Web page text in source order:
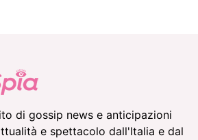
di gossip news e anticipazioni
e spettacolo dall'Italia e dal